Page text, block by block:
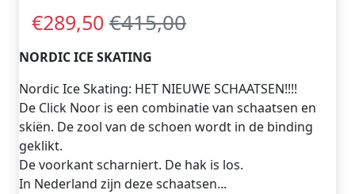
€289,50 €415,00
NORDIC ICE SKATING
Nordic Ice Skating: HET NIEUWE SCHAATSEN!!!!
De Click Noor is een combinatie van schaatsen en
skiën. De zool van de schoen wordt in de binding
geklikt.
De voorkant scharniert. De hak is los.
In Nederland zijn deze schaatsen...